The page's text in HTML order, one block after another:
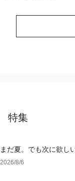
特集
まだ夏。でも次に欲し
2026/8/6